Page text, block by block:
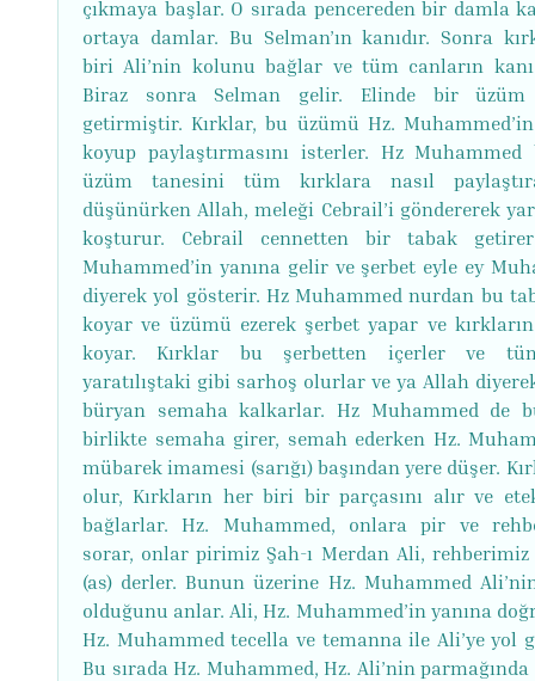
çıkmaya başlar. O sırada pencereden bir damla
ortaya damlar. Bu Selman’ın kanıdır. Sonra
biri Ali’nin kolunu bağlar ve tüm canların
Biraz sonra Selman gelir. Elinde bir üzüm
getirmiştir. Kırklar, bu üzümü Hz.
koyup paylaştırmasını isterler. Hz
üzüm tanesini tüm kırklara nasıl
düşünürken Allah, meleği Cebrail’i göndererek
koşturur. Cebrail cennetten bir tabak
Muhammed’in yanına gelir ve şerbet eyle ey
diyerek yol gösterir. Hz Muhammed nurdan bu
koyar ve üzümü ezerek şerbet yapar ve
koyar. Kırklar bu şerbetten içerler ve
yaratılıştaki gibi sarhoş olurlar ve ya Allah
büryan semaha kalkarlar. Hz Muhammed de
birlikte semaha girer, semah ederken Hz.
mübarek imamesi (sarığı) başından yere düşer.
olur, Kırkların her biri bir parçasını alır ve
bağlarlar. Hz. Muhammed, onlara pir ve
sorar, onlar pirimiz Şah-ı Merdan Ali, rehberimiz
(as) derler. Bunun üzerine Hz. Muhammed
olduğunu anlar. Ali, Hz. Muhammed’in yanına
Hz. Muhammed tecella ve temanna ile Ali’ye yol
Bu sırada Hz. Muhammed, Hz. Ali’nin